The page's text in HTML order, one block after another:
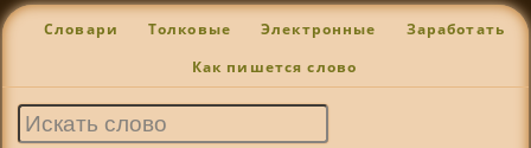
Словари Толковые Электронные Заработать
Как пишется слово